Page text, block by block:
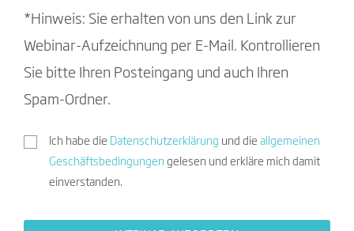
*Hinweis: Sie erhalten von uns den Link zur
Webinar-Aufzeichnung per E-Mail. Kontrollieren
Sie bitte Ihren Posteingang und auch Ihren
Spam-Ordner.
Ich habe die Datenschutzerklärung und die allgemeinen
Geschäftsbedingungen gelesen und erkläre mich damit
einverstanden.